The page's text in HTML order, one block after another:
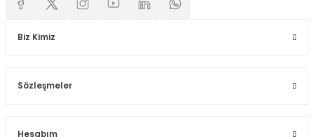
Biz Kimiz
Sözleşmeler
Hesabım